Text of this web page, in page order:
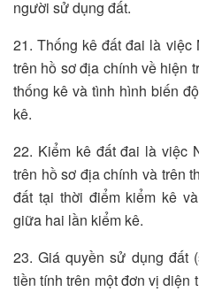
người sử dụng đất.
21. Thống kê đất đai là
trên hồ sơ địa chính về hiện
thống kê và tình hình biến
kê.
22. Kiểm kê đất đai là việc
trên hồ sơ địa chính và trên
đất tại thời điểm kiểm kê
giữa hai lần kiểm kê.
23. Giá quyền sử dụng đất
tiền tính trên một đơn vị diện